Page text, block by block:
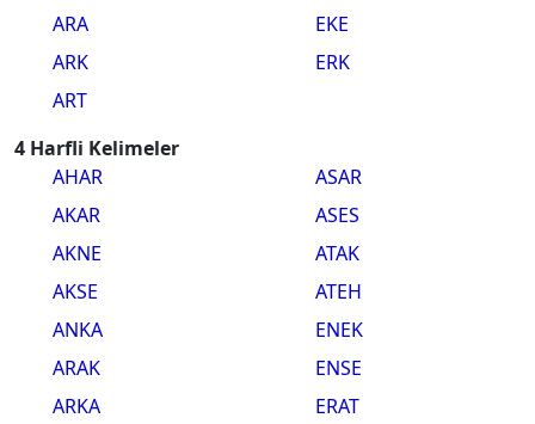
ARA
ARK
ART
EKE
ERK
4 Harfli Kelimeler
AHAR
AKAR
AKNE
AKSE
ANKA
ARAK
ARKA
ASAR
ASES
ATAK
ATEH
ENEK
ENSE
ERAT